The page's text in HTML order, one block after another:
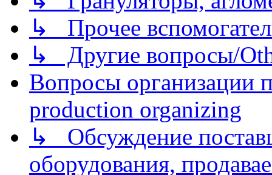
↳ Прочее
↳ Другие вопросы/
Вопросы организации
production organizing
↳ Обсуждение
оборудования,